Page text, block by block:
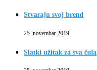
Stvaraju svoj brend
25. novembar 2019.
Slatki užitak za sva čula